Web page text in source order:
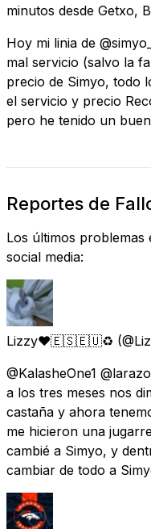
minutos desde Getxo,
Hoy mi linia de
mal servicio (salvo la
precio de Simyo, todo
el servicio y precio
pero he tenido un
Reportes de
Los últimos
social media:
Lizzy♥️🇪🇸🇪🇺♻️
@KalasheOne1
a los tres meses nos
castaña y ahora
me hicieron una
cambié a Simyo, y
cambiar de todo a